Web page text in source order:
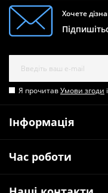
Хочете
Я прочитавУмови згоди
Інформація
Час роботи